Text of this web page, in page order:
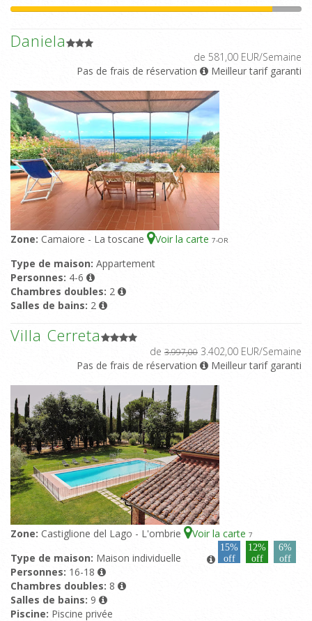
Daniela
de 581,00 EUR/Semaine
Pas de frais de réservation
Meilleur tarif garanti
Zone: Camaiore - La toscane Voir la carte 7-OR
Type de maison: Appartement
Personnes: 4-6
Chambres doubles: 2
Salles de bains: 2
Villa Cerreta
de 3.997,00 3.402,00 EUR/Semaine
Pas de frais de réservation
Meilleur tarif garanti
Zone: Castiglione del Lago - L'ombrie Voir la carte 7
15%
off
12%
off
6%
off
Type de maison: Maison individuelle
Personnes: 16-18
Chambres doubles: 8
Salles de bains: 9
Piscine: Piscine privée